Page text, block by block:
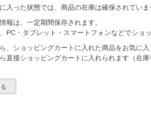
入った状態では、商品の在庫は確保されていま
報は、一定期間保存されます。
PC・タブレット・スマートフォンなどでショ
、ショッピングカートに入れた商品をお気に入
直接ショッピングカートに入れられます（在